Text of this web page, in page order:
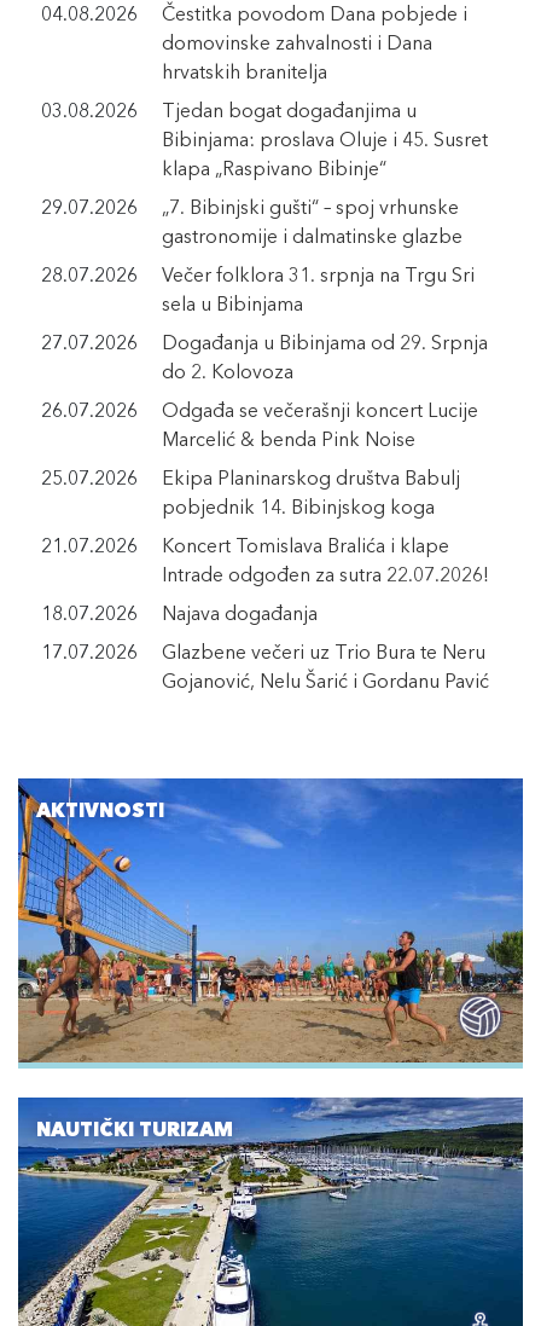
04.08.2026
Čestitka povodom Dana pobjede i
domovinske zahvalnosti i Dana
hrvatskih branitelja
03.08.2026
Tjedan bogat događanjima u
Bibinjama: proslava Oluje i 45. Susret
klapa „Raspivano Bibinje“
29.07.2026
„7. Bibinjski gušti“ – spoj vrhunske
gastronomije i dalmatinske glazbe
28.07.2026
Večer folklora 31. srpnja na Trgu Sri
sela u Bibinjama
27.07.2026
Događanja u Bibinjama od 29. Srpnja
do 2. Kolovoza
26.07.2026
Odgađa se večerašnji koncert Lucije
Marcelić & benda Pink Noise
25.07.2026
Ekipa Planinarskog društva Babulj
pobjednik 14. Bibinjskog koga
21.07.2026
Koncert Tomislava Bralića i klape
Intrade odgođen za sutra 22.07.2026!
18.07.2026
Najava događanja
17.07.2026
Glazbene večeri uz Trio Bura te Neru
Gojanović, Nelu Šarić i Gordanu Pavić
AKTIVNOSTI
NAUTIČKI TURIZAM